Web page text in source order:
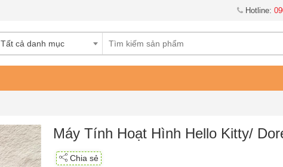
Hotline:
Tất cả danh mục
Máy Tính Hoạt Hình Hello Kitty/
Chia sẻ